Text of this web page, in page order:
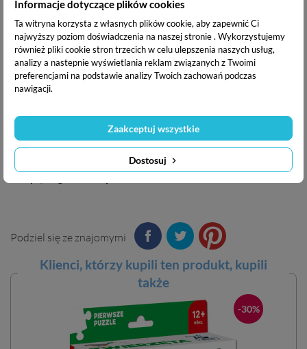
Puzzle edukacyjne. Poznaję alfabet
Puzzle edukacyjne. Pierwsze słowa
Czytam sylabami. Książka + puzzle edukacyjne
Poznaję liczby. Książa + puzzle edukacyjne
ISBN:590-49-05917-41-6
Zawartość:42 elementy + ulotka z zabawami
Ilustrator: Katarzyna Nowakowska
Producent:EDGARD PUBLISHING sp. z o.o., ul. Belgijska
11/6, 02-511 Warszawa. Tel. +48 22 853-11-38, e-mail:
Podziel się ze znajomymi
Klienci, którzy kupili ten produkt, kupili
także
-30%
Informacje dotyczące plików cookies
Ta witryna korzysta z własnych plików cookie, aby zapewnić Ci
najwyższy poziom doświadczenia na naszej stronie . Wykorzystujemy
również pliki cookie stron trzecich w celu ulepszenia naszych usług,
analizy a nastepnie wyświetlania reklam związanych z Twoimi
preferencjami na podstawie analizy Twoich zachowań podczas
nawigacji.
Dostosuj
Zaakceptuj wszystkie